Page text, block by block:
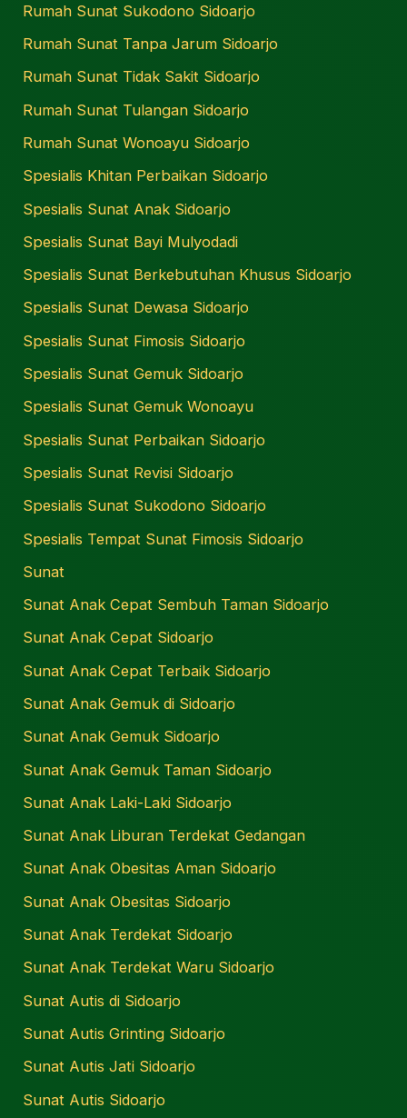
Rumah Sunat Sukodono Sidoarjo
Rumah Sunat Tanpa Jarum Sidoarjo
Rumah Sunat Tidak Sakit Sidoarjo
Rumah Sunat Tulangan Sidoarjo
Rumah Sunat Wonoayu Sidoarjo
Spesialis Khitan Perbaikan Sidoarjo
Spesialis Sunat Anak Sidoarjo
Spesialis Sunat Bayi Mulyodadi
Spesialis Sunat Berkebutuhan Khusus Sidoarjo
Spesialis Sunat Dewasa Sidoarjo
Spesialis Sunat Fimosis Sidoarjo
Spesialis Sunat Gemuk Sidoarjo
Spesialis Sunat Gemuk Wonoayu
Spesialis Sunat Perbaikan Sidoarjo
Spesialis Sunat Revisi Sidoarjo
Spesialis Sunat Sukodono Sidoarjo
Spesialis Tempat Sunat Fimosis Sidoarjo
Sunat
Sunat Anak Cepat Sembuh Taman Sidoarjo
Sunat Anak Cepat Sidoarjo
Sunat Anak Cepat Terbaik Sidoarjo
Sunat Anak Gemuk di Sidoarjo
Sunat Anak Gemuk Sidoarjo
Sunat Anak Gemuk Taman Sidoarjo
Sunat Anak Laki-Laki Sidoarjo
Sunat Anak Liburan Terdekat Gedangan
Sunat Anak Obesitas Aman Sidoarjo
Sunat Anak Obesitas Sidoarjo
Sunat Anak Terdekat Sidoarjo
Sunat Anak Terdekat Waru Sidoarjo
Sunat Autis di Sidoarjo
Sunat Autis Grinting Sidoarjo
Sunat Autis Jati Sidoarjo
Sunat Autis Sidoarjo